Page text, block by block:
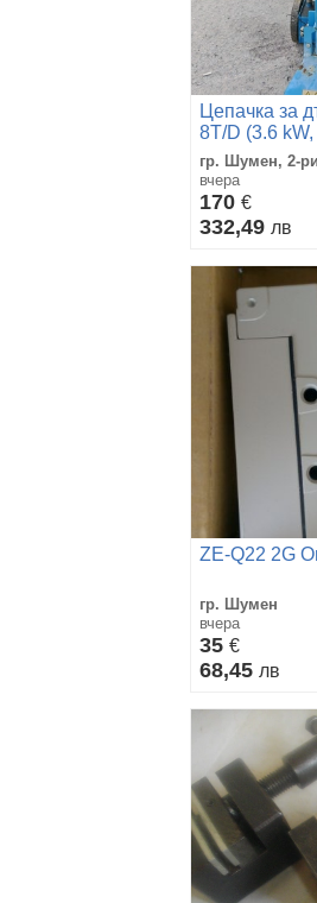
Цепачка за
8T/D (3.6
ремонт или
гр. Шумен, 2-
вчера
170 €
332,49 лв
ZE-Q22 2G
гр. Шумен
вчера
35 €
68,45 лв